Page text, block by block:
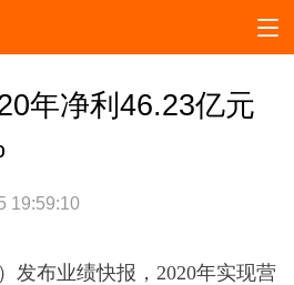
年净利46.23亿元
19:59:10
发布业绩快报，2020年实现营